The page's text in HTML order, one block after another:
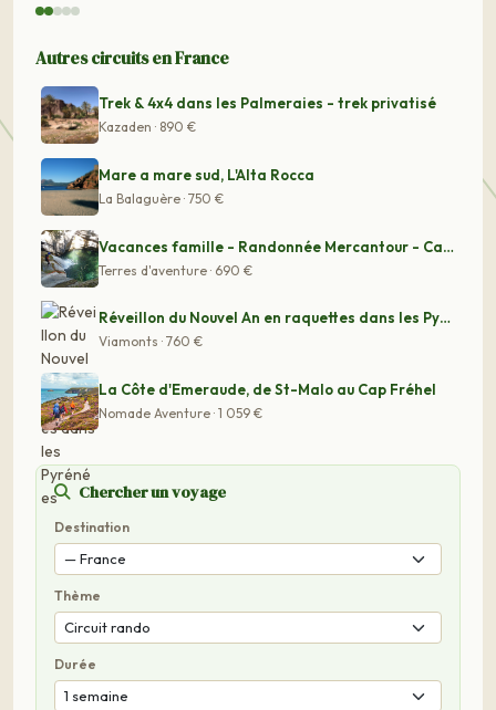
Autres circuits en France
Trek & 4x4 dans les Palmeraies - trek privatisé
Kazaden · 890 €
Mare a mare sud, L'Alta Rocca
La Balaguère · 750 €
Vacances famille - Randonnée Mercantour - Canyoning Mer
Terres d'aventure · 690 €
Réveillon du Nouvel An en raquettes dans les Pyrénées
Viamonts · 760 €
La Côte d'Emeraude, de St-Malo au Cap Fréhel
Nomade Aventure · 1 059 €
Chercher un voyage
Destination
Thème
Durée